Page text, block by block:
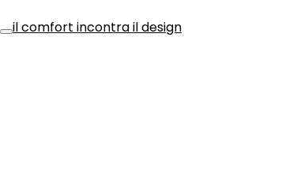
il comfort incontra il design